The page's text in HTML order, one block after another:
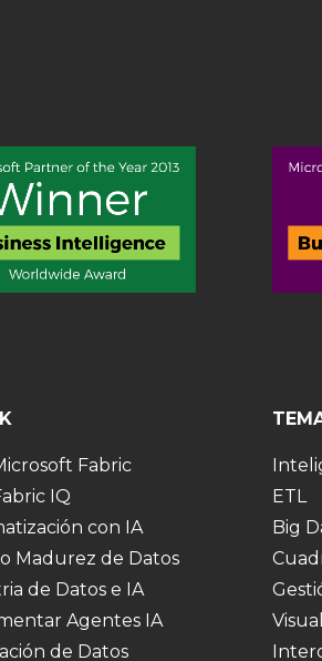
Fabric
IQ
con IA
Madurez de Datos
de Datos e IA
Agentes IA
de Datos
ETL
Big